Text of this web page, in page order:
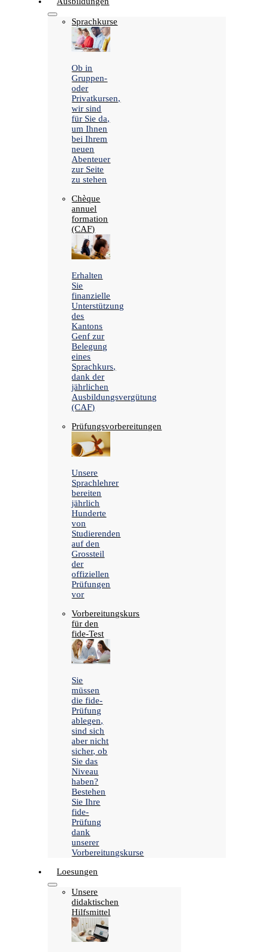
Sprachkurse
Ob in
Gruppen-
oder
Privatkursen,
wir sind
für Sie da,
um Ihnen
bei Ihrem
neuen
Abenteuer
zur Seite
zu stehen
Chèque
annuel
formation
(CAF)
Erhalten
Sie
finanzielle
Unterstützung
des
Kantons
Genf zur
Belegung
eines
Sprachkurs,
dank der
jährlichen
Ausbildungsvergütung
(CAF)
Prüfungsvorbereitungen
Unsere
Sprachlehrer
bereiten
jährlich
Hunderte
von
Studierenden
auf den
Grossteil
der
offiziellen
Prüfungen
vor
Vorbereitungskurs
für den
fide-Test
Sie
müssen
die fide-
Prüfung
ablegen,
sind sich
aber nicht
sicher, ob
Sie das
Niveau
haben?
Bestehen
Sie Ihre
fide-
Prüfung
dank
unserer
Vorbereitungskurse
Loesungen
Unsere
didaktischen
Hilfsmittel